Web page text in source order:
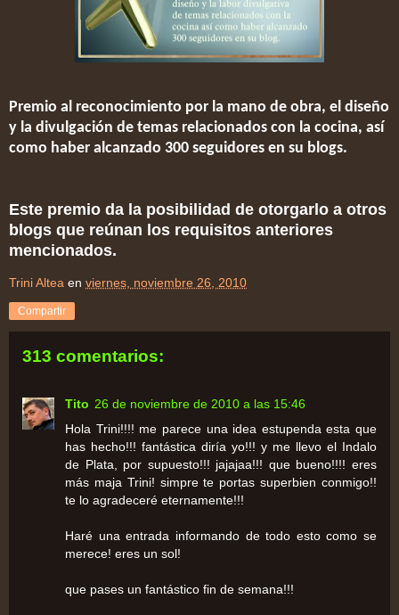
Premio al reconocimiento por la mano de obra, el diseño
y la divulgación de temas relacionados con la cocina, así
como haber alcanzado 300 seguidores en su blogs.
Este premio da la posibilidad de otorgarlo a otros
blogs que reúnan los requisitos anteriores
mencionados.
Trini Altea en viernes, noviembre 26, 2010
Compartir
313 comentarios:
Tito 26 de noviembre de 2010 a las 15:46
Hola Trini!!!! me parece una idea estupenda esta que
has hecho!!! fantástica diría yo!!! y me llevo el Indalo
de Plata, por supuesto!!! jajajaa!!! que bueno!!!! eres
más maja Trini! simpre te portas superbien conmigo!!
te lo agradeceré eternamente!!!
Haré una entrada informando de todo esto como se
merece! eres un sol!
que pases un fantástico fin de semana!!!